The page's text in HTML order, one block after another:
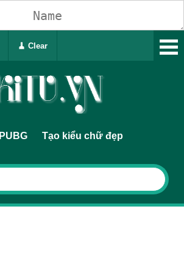
PUBG Tạo kiểu chữ đẹp
🧹 Clear